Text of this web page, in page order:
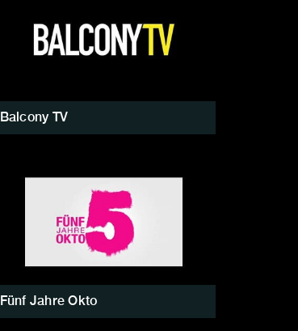
Balcony TV
Fünf Jahre Okto